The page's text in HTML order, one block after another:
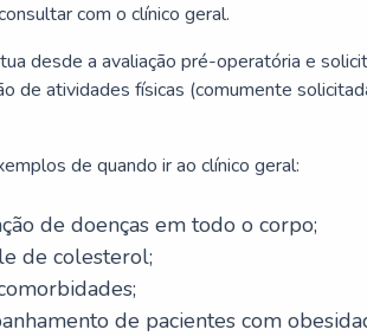
com o clínico geral.
desde a avaliação pré-operatória e
de atividades físicas (comumente
de quando ir ao clínico geral:
de doenças em todo o corpo;
de colesterol;
de pacientes com